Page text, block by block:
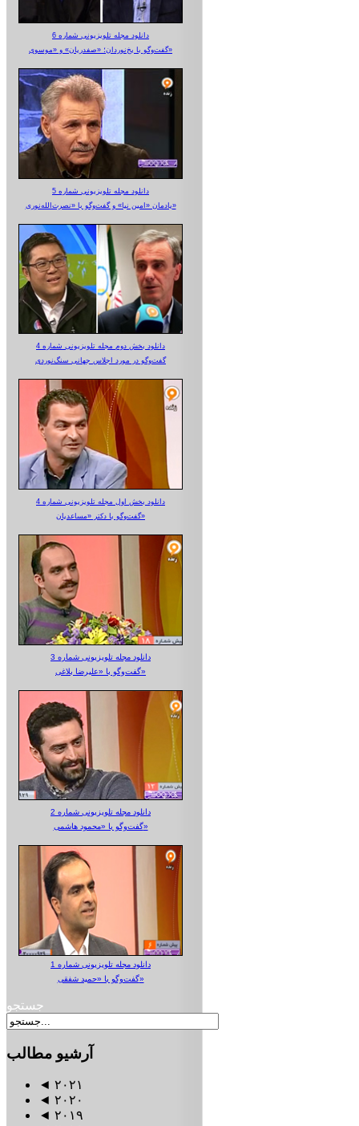
دانلود مجله تلویزیونی شماره 6
گفت‌وگو با یخ‌نوردان؛ «صفدریان» و «موسوی»
دانلود مجله تلویزیونی شماره 5
یادمان «امین نیا» و گفت‌وگو با «نصرت‌الله‌نوری»
دانلود بخش دوم مجله تلویزیونی شماره 4
گفت‌وگو در مورد اجلاس جهانی سنگ‌نوردی
دانلود بخش اول مجله تلویزیونی شماره 4
گفت‌وگو با دکتر «مساعدیان»
دانلود مجله تلویزیونی شماره 3
گفت‌وگو با «علیرضا بلاغی»
دانلود مجله تلویزیونی شماره 2
گفت‌وگو با «محمود هاشمی»
دانلود مجله تلویزیونی شماره 1
گفت‌وگو با «حمید شفقی»
جستجو
آرشیو مطالب
◄ ۲۰۲۱
◄ ۲۰۲۰
◄ ۲۰۱۹